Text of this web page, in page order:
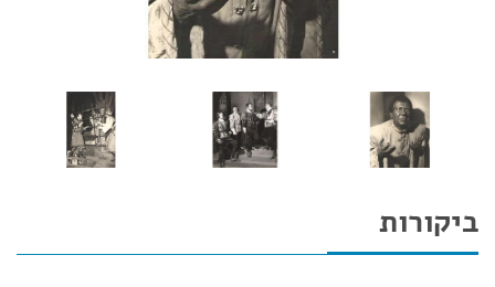
ביקורות